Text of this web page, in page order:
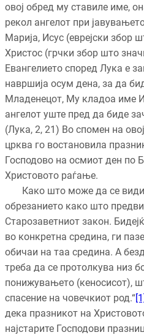
овој обред му ставиле име,
рекол ангелот при
Марија, Исус (еврејски збор
Христос (грчки збор што
Евангелието според Лука е
навршија осум дена, за да
Младенецот, Му кладоа име
ангелот уште пред да биде
(Лука, 2, 21) Во спомен на
црква го востановила
Господово на осмиот ден по
Христовото раѓање.
Како што може да се види
обрезанието како што
Старозаветниот закон.
во конкретна средина, ги
обичаи на таа средина. А
треба да се протолкува низ
понижувањето (кеносисот),
спасение на човечкиот род.“[1]
дека празникот на
најстарите Господови